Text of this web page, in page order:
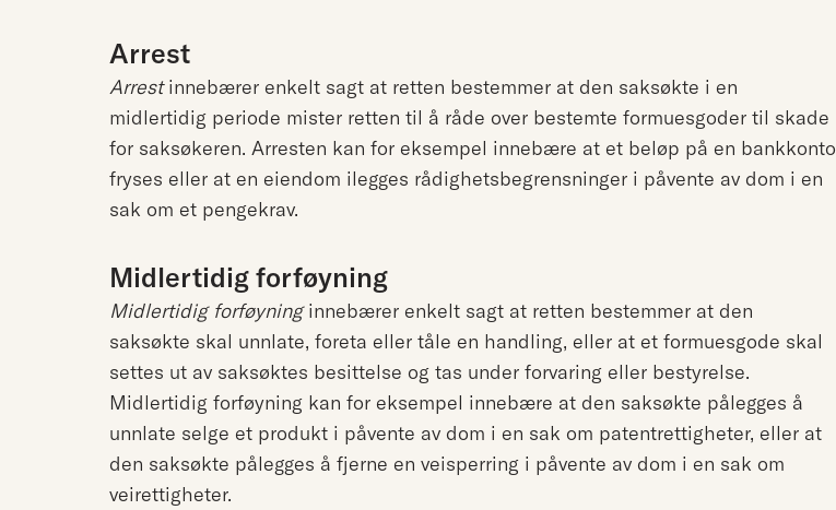
Arrest
Arrestinnebærer enkelt sagt at retten bestemmer at den saksøkte i en
midlertidig periode mister retten til å råde over bestemte formuesgoder til skade
for saksøkeren. Arresten kan for eksempel innebære at et beløp på en bankkonto
fryses eller at en eiendom ilegges rådighetsbegrensninger i påvente av dom i en
sak om et pengekrav.
Midlertidig forføyning
Midlertidig forføyninginnebærer enkelt sagt at retten bestemmer at den
saksøkte skal unnlate, foreta eller tåle en handling, eller at et formuesgode skal
settes ut av saksøktes besittelse og tas under forvaring eller bestyrelse.
Midlertidig forføyning kan for eksempel innebære at den saksøkte pålegges å
unnlate selge et produkt i påvente av dom i en sak om patentrettigheter, eller at
den saksøkte pålegges å fjerne en veisperring i påvente av dom i en sak om
veirettigheter.